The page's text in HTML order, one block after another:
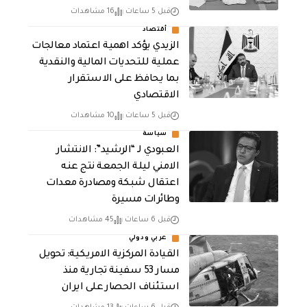
قبل 5 ساعات 16 مشاهدات
أقتصاد
الزيدي يؤكد اهمية اعتماد معالجات
عملية للتحديات المالية والنقدية
بما يحافظ على الاستقرار
الاقتصادي
قبل 5 ساعات 10 مشاهدات
سياسة
العبودي لـ “الرشيد”: الانتشار
الامني ليلة الجمعة نتج عنه
اعتقال شبكة ومصادرة معدات
وطائرات مسيرة
قبل 6 ساعات 45 مشاهدات
عربي ودولي
القيادة المركزية الامريكية: تحويل
مسار 53 سفينة تجارية منذ
استئناف الحصار على ايران